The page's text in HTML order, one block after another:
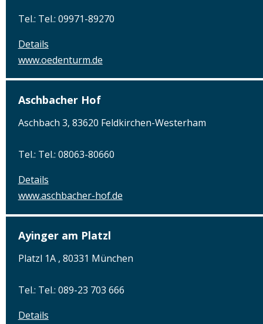
Tel.: Tel.: 09971-89270
Details
www.oedenturm.de
Aschbacher Hof
Aschbach 3, 83620 Feldkirchen-Westerham
Tel.: Tel.: 08063-80660
Details
www.aschbacher-hof.de
Ayinger am Platzl
Platzl 1A , 80331 München
Tel.: Tel.: 089-23 703 666
Details